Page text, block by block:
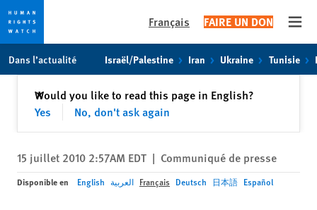
toto
content
Français FAIRE UN DON
Dans l’actualité Israël/Palestine Iran Ukraine Tunisie
Would you like to read this page in English?
Yes
No, don't ask again
✕Fermer
15 juillet 2010 2:57AM EDT | Communiqué de presse
Disponible en English العربية Français Deutsch 日本語 Español